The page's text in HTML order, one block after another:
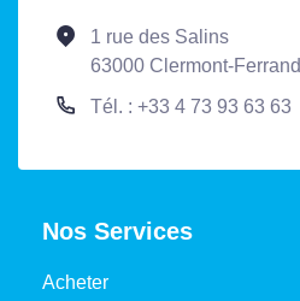
1 rue des Salins
63000 Clermont-Ferrand
Tél. : +33 4 73 93 63 63
Nos Services
Acheter